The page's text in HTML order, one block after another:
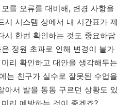
를 오류를 대비해, 변경 사항을
시 시스템 상에서 내 시간표가 제
시 한번 확인하는 것도 중요하답
정원 초과로 인해 변경이 불가
리 확인하고 대안을 생각해두는
는 친구가 실수로 잘못된 수업을
아서 발을 동동 구르던 상황도 있
리 예방하는 것이 좋겠죠?